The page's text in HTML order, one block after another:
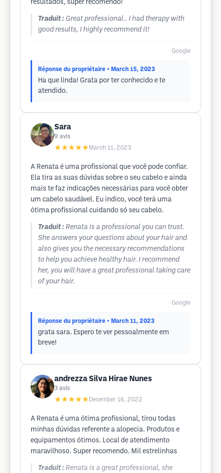
resultados, super recomendo!
Traduit : Great professional.. I had therapy with
good results, I highly recommend it!
Google
Réponse du propriétaire • March 15, 2023
Ha que linda! Grata por ter conhecido e te
atendido.
Sara
9 avis
★★★★★ March 11, 2023
A Renata é uma profissional que você pode confiar.
Ela tira as suas dúvidas sobre o seu cabelo e ainda
mais te faz indicações necessárias para você obter
um cabelo saudável. Eu indico, você terá uma
ótima profissional cuidando só seu cabelo.
Traduit : Renata is a professional you can trust.
She answers your questions about your hair and
also gives you the necessary recommendations
to help you achieve healthy hair. I recommend
her, you will have a great professional taking care
of your hair.
Google
Réponse du propriétaire • March 11, 2023
grata sara. Espero te ver pessoalmente em
breve!
andrezza Silva Hirae Nunes
3 avis
★★★★★ December 16, 2022
A Renata é uma ótima profissional, tirou todas
minhas dúvidas referente a alopecia. Produtos e
equipamentos ótimos. Local de atendimento
maravilhoso. Super recomendo. Mil estrelinhas
Traduit : Renata is a great professional, she